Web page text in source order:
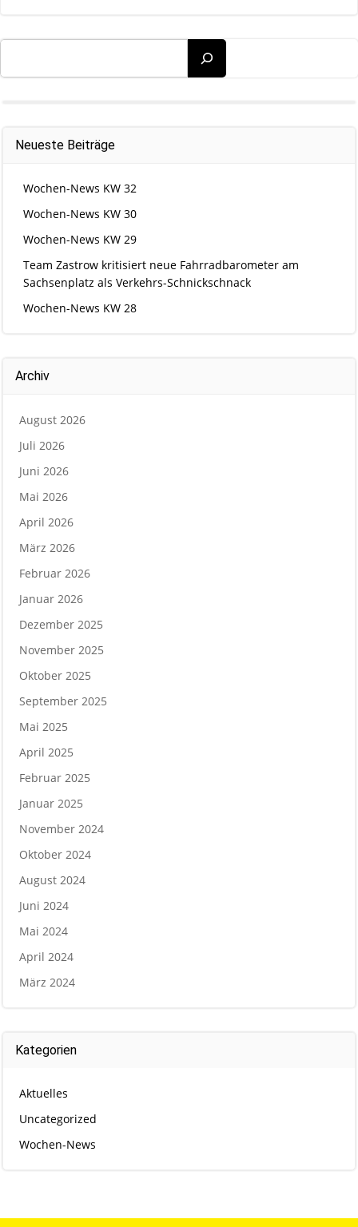
Neueste Beiträge
Wochen-News KW 32
Wochen-News KW 30
Wochen-News KW 29
Team Zastrow kritisiert neue Fahrradbarometer am
Sachsenplatz als Verkehrs-Schnickschnack
Wochen-News KW 28
Archiv
August 2026
Juli 2026
Juni 2026
Mai 2026
April 2026
März 2026
Februar 2026
Januar 2026
Dezember 2025
November 2025
Oktober 2025
September 2025
Mai 2025
April 2025
Februar 2025
Januar 2025
November 2024
Oktober 2024
August 2024
Juni 2024
Mai 2024
April 2024
März 2024
Kategorien
Aktuelles
Uncategorized
Wochen-News